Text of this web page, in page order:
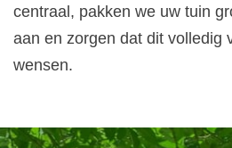
centraal, pakken we uw tuin
aan en zorgen dat dit volledig
wensen.